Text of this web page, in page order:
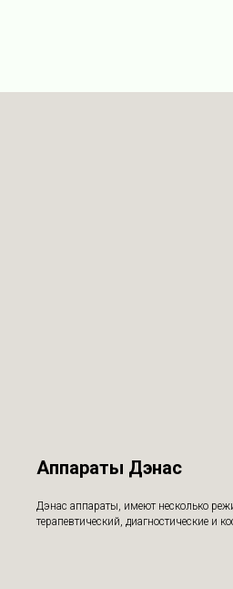
Аппараты Дэнас
Дэнас аппараты, имеют несколько
терапевтический, диагностические и